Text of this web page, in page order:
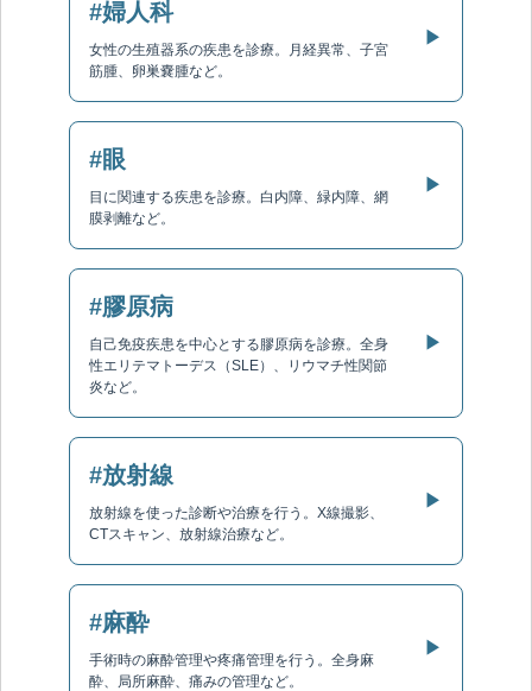
#婦人科
女性の生殖器系の疾患を診療。月経異常、子宮
筋腫、卵巣嚢腫など。
▶
#眼
目に関連する疾患を診療。白内障、緑内障、網
膜剥離など。
▶
#膠原病
自己免疫疾患を中心とする膠原病を診療。全身
性エリテマトーデス（SLE）、リウマチ性関節
炎など。
▶
#放射線
放射線を使った診断や治療を行う。X線撮影、
CTスキャン、放射線治療など。
▶
#麻酔
手術時の麻酔管理や疼痛管理を行う。全身麻
酔、局所麻酔、痛みの管理など。
▶